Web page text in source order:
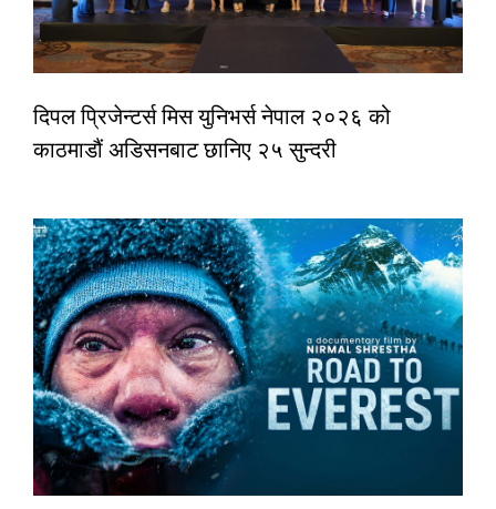
दिपल प्रिजेन्टर्स मिस युनिभर्स नेपाल २०२६ को
काठमाडौं अडिसनबाट छानिए २५ सुन्दरी